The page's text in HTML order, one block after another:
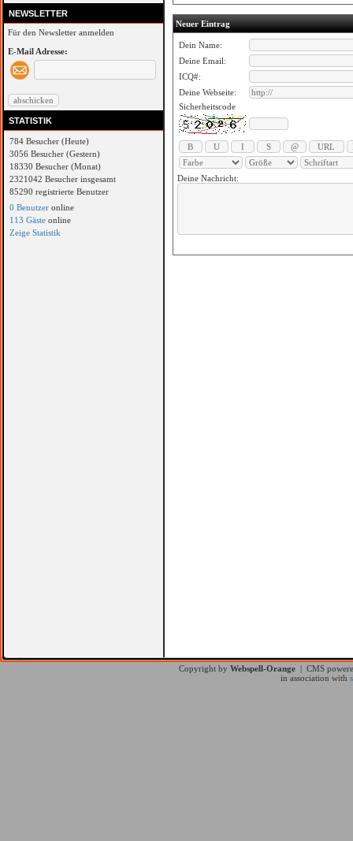
NEWSLETTER
Für den Newsletter anmelden
E-Mail Adresse:
STATISTIK
784 Besucher (Heute)
3056 Besucher (Gestern)
18330 Besucher (Monat)
2321042 Besucher insgesamt
85290 registrierte Benutzer
0 Benutzer online
113 Gäste online
Zeige Statistik
Neuer Eintrag
Dein Name:
Deine Email:
ICQ#:
Deine Webseite:
Sicherheitscode
Deine Nachricht:
Copyright byWebspell-Orange | CMS
in association with